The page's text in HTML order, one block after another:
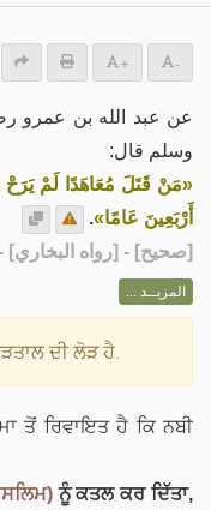
+ -
عن عبد الله بن عمرو
وسلم قال:
«مَنْ قَتَلَ مُعَاهَدًا ‌لَمْ ‌يَرَحْ
أَرْبَعِينَ عَامًا».
[صحيح] - [رواه البخاري] -
المزيــد ...
ਦੀ ਲੋੜ ਹੈ.
ਤੋਂ ਰਿਵਾਇਤ ਹੈ ਕਿ ਨਬੀ
ਨੂੰ ਕਤਲ ਕਰ ਦਿੱਤਾ,